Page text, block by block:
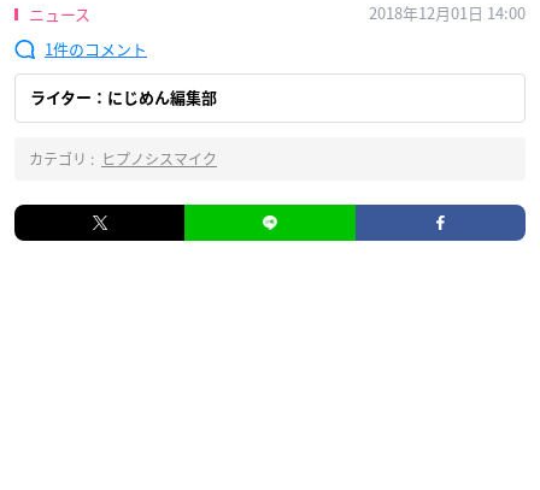
ニュース
2018年12月01日 14:00
1
ライター：にじめん編集部
カテゴリ : ヒプノシスマイク